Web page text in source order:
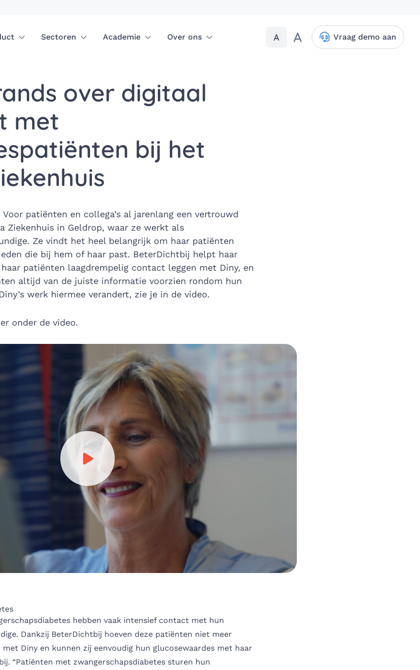
Sectoren Academie Over ons A A Vraag demo aan
over digitaal
met
bij het
patiënten en collega’s al jarenlang een vertrouwd
Ziekenhuis in Geldrop, waar ze werkt als
Ze vindt het heel belangrijk om haar patiënten
die bij hem of haar past. BeterDichtbij helpt haar
patiënten laagdrempelig contact leggen met Diny, en
altijd van de juiste informatie voorzien rondom hun
werk hiermee verandert, zie je in de video.
onder de video.
Speel video af
hebben vaak intensief contact met hun
Dankzij BeterDichtbij hoeven deze patiënten niet meer
Diny en kunnen zij eenvoudig hun glucosewaardes met haar
“Patiënten met zwangerschapsdiabetes sturen hun